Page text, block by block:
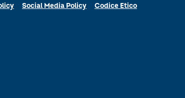
Social Media Policy Codice Etico